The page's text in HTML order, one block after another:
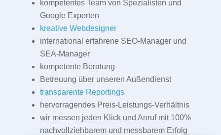
kompetentes Team von Spezialisten und
Google Experten
kreative Webdesigner
international erfahrene SEO-Manager und
SEA-Manager
kompetente Beratung
Betreuung über unseren Außendienst
transparente Reportings
hervorragendes Preis-Leistungs-Verhältnis
wir messen jeden Klick und Anruf mit 100%
nachvollziehbarem und messbarem Erfolg